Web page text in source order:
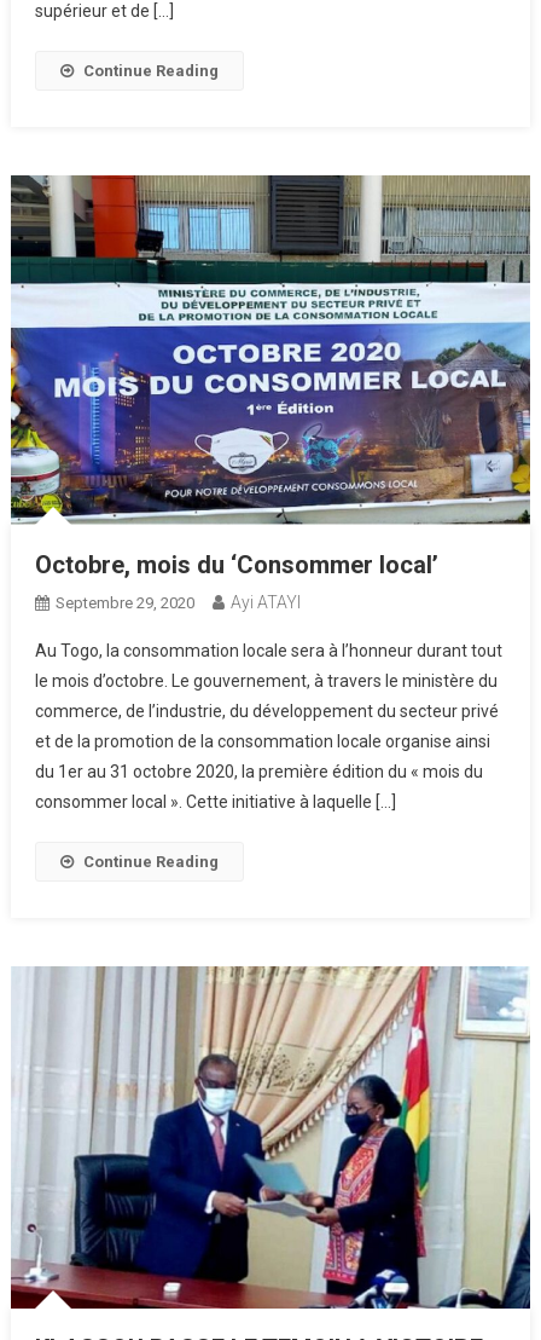
supérieur et de […]
Continue Reading
Octobre, mois du ‘Consommer local’
Septembre 29, 2020 Ayi ATAYI
Au Togo, la consommation locale sera à l’honneur durant tout
le mois d’octobre. Le gouvernement, à travers le ministère du
commerce, de l’industrie, du développement du secteur privé
et de la promotion de la consommation locale organise ainsi
du 1er au 31 octobre 2020, la première édition du « mois du
consommer local ». Cette initiative à laquelle […]
Continue Reading